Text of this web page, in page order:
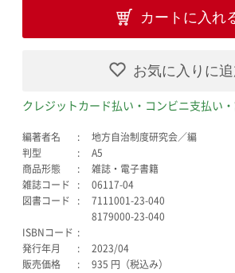
カートに入れ
お気に入りに追
クレジットカード払い・コンビニ支払い
編著者名
地方自治制度研究会／編
判型
A5
商品形態
雑誌・電子書籍
雑誌コード
06117-04
図書コード
7111001-23-040
8179000-23-040
ISBNコード
発行年月
2023/04
販売価格
935 円（税込み）